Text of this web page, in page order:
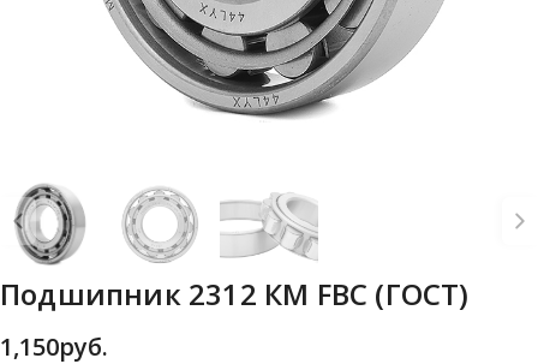
Подшипник 2312 КМ FBC (ГОСТ)
1,150руб.